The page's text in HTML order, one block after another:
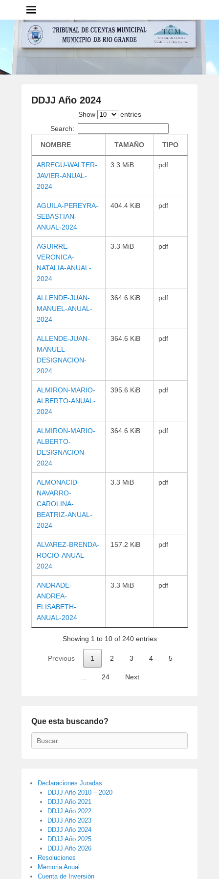
Municipal – Municipio de Rio
Grande
Portal del TCM Rio Grande
DDJJ Año 2024
b
i
m
z
0
m
Show
entries
Search:
NOMBRE TAMAÑO TIPO
ABREGU-WALTER-
JAVIER-ANUAL-
2024
3.3 MiB pdf
AGUILA-PEREYRA-
SEBASTIAN-
ANUAL-2024
404.4 KiB pdf
AGUIRRE-
VERONICA-
NATALIA-ANUAL-
2024
3.3 MiB pdf
ALLENDE-JUAN-
MANUEL-ANUAL-
2024
364.6 KiB pdf
ALLENDE-JUAN-
MANUEL-
DESIGNACION-
2024
364.6 KiB pdf
ALMIRON-MARIO-
ALBERTO-ANUAL-
2024
395.6 KiB pdf
ALMIRON-MARIO-
ALBERTO-
DESIGNACION-
2024
364.6 KiB pdf
ALMONACID-
NAVARRO-
CAROLINA-
BEATRIZ-ANUAL-
2024
3.3 MiB pdf
ALVAREZ-BRENDA-
ROCIO-ANUAL-
2024
157.2 KiB pdf
ANDRADE-
ANDREA-
ELISABETH-
ANUAL-2024
3.3 MiB pdf
Showing 1 to 10 of 240 entries
Previous 1 2 3 4 5
24 Next
Que esta buscando?
Buscar
Declaraciones Juradas
DDJJ Año 2010 – 2020
DDJJ Año 2021
DDJJ Año 2022
DDJJ Año 2023
DDJJ Año 2024
DDJJ Año 2025
DDJJ Año 2026
Resoluciones
Memoria Anual
Cuenta de Inversión